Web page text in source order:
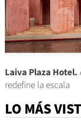
Laiva Plaza Hotel.
redefine la escala
LO MÁS